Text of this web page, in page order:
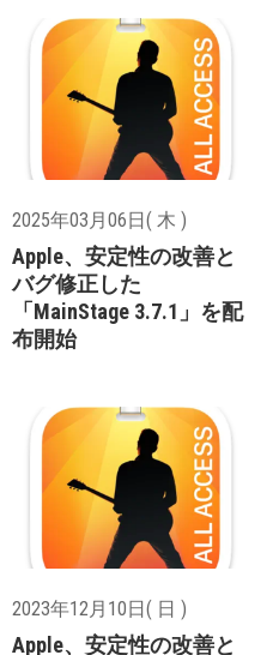
2025年03月06日( 木 )
Apple、安定性の改善と
バグ修正した
「MainStage 3.7.1」を配
布開始
2023年12月10日( 日 )
Apple、安定性の改善と